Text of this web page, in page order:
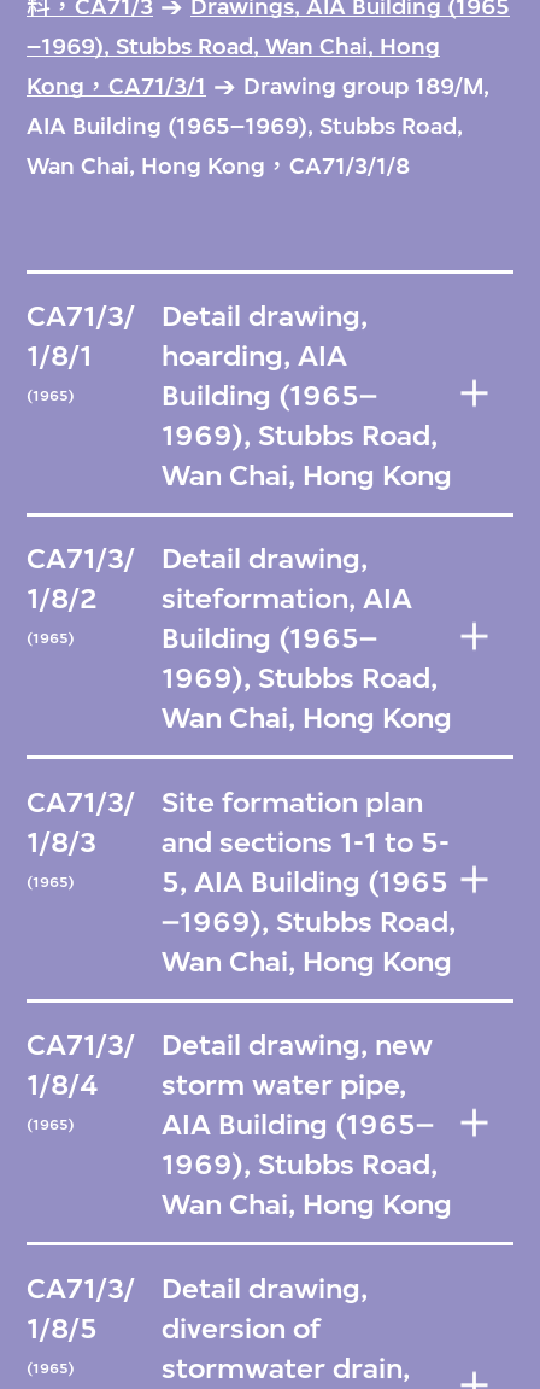
料，CA71/3
Drawings, AIA Building (1965
–1969), Stubbs Road, Wan Chai, Hong
Kong，CA71/3/1
Drawing group 189/M,
AIA Building (1965–1969), Stubbs Road,
Wan Chai, Hong Kong，CA71/3/1/8
CA71/3/
1/8/1
(1965)
Detail drawing,
hoarding, AIA
Building (1965–
1969), Stubbs Road,
Wan Chai, Hong Kong
CA71/3/
1/8/2
(1965)
Detail drawing,
siteformation, AIA
Building (1965–
1969), Stubbs Road,
Wan Chai, Hong Kong
CA71/3/
1/8/3
(1965)
Site formation plan
and sections 1-1 to 5-
5, AIA Building (1965
–1969), Stubbs Road,
Wan Chai, Hong Kong
CA71/3/
1/8/4
(1965)
Detail drawing, new
storm water pipe,
AIA Building (1965–
1969), Stubbs Road,
Wan Chai, Hong Kong
CA71/3/
1/8/5
(1965)
Detail drawing,
diversion of
stormwater drain,